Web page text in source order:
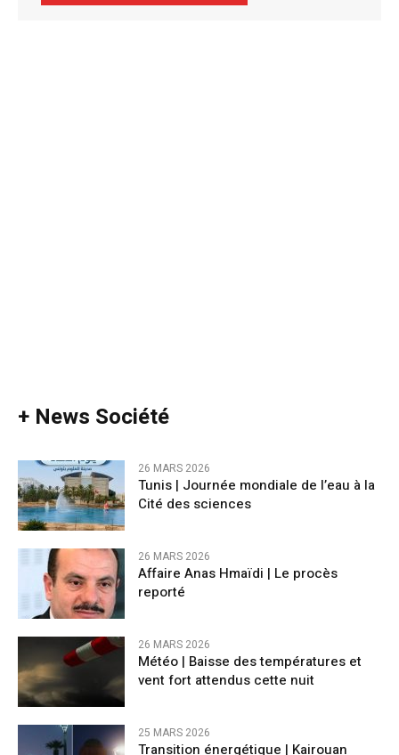
+ News Société
26 MARS 2026
Tunis | Journée mondiale de l’eau à la
Cité des sciences
26 MARS 2026
Affaire Anas Hmaïdi | Le procès
reporté
26 MARS 2026
​Météo | Baisse des températures et
vent fort attendus cette nuit
25 MARS 2026
Transition énergétique | Kairouan